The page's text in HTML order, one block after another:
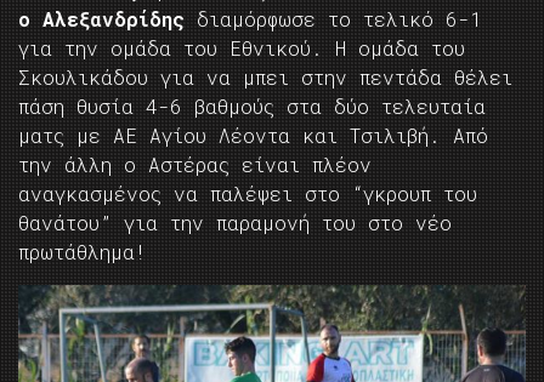
ο Αλεξανδρίδης διαμόρφωσε το τελικό 6-1
για την ομάδα του Εθνικού. Η ομάδα του
Σκουλικάδου για να μπει στην πεντάδα θέλει
πάση θυσία 4-6 βαθμούς στα δύο τελευταία
ματς με ΑΕ Αγίου Λέοντα και Τσιλιβή. Από
την άλλη ο Αστέρας είναι πλέον
αναγκασμένος να παλέψει στο “γκρουπ του
θανάτου” για την παραμονή του στο νέο
πρωτάθλημα!